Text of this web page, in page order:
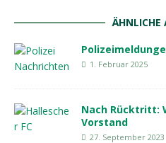
ÄHNLICHE
1. Februar 2025
Nach Rücktritt:
Vorstand
27. September 2023